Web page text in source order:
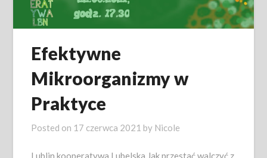
Efektywne
Mikroorganizmy w
Praktyce
Posted on 17 czerwca 2021 by Nicole
Lublin kooperatywa Lubelska Jak przestać walczyć z